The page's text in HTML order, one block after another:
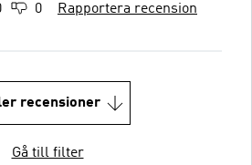
0 Rapportera recension
recensioner
Gå till filter